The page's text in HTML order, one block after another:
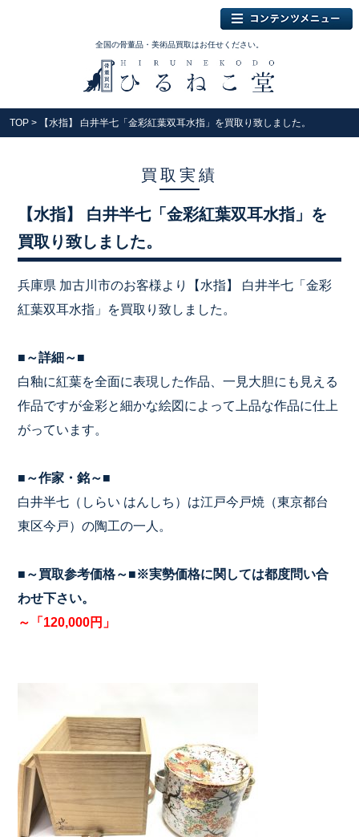
全国の骨董品・美術品買取はお任せください。
TOP > 【水指】 白井半七「金彩紅葉双耳水指」を買取り致しました。
買取実績
【水指】 白井半七「金彩紅葉双耳水指」を
買取り致しました。
兵庫県 加古川市のお客様より【水指】 白井半七「金彩
紅葉双耳水指」を買取り致しました。
■～詳細～■
白釉に紅葉を全面に表現した作品、一見大胆にも見える
作品ですが金彩と細かな絵図によって上品な作品に仕上
がっています。
■～作家・銘～■
白井半七（しらい はんしち）は江戸今戸焼（東京都台
東区今戸）の陶工の一人。
■～買取参考価格～■※実勢価格に関しては都度問い合
わせ下さい。
～「120,000円」